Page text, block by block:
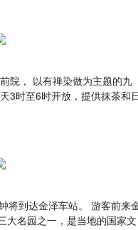
院， 以有禅染做为主题的九
3时至6时开放，提供抹茶和
将到达金泽车站。 游客前来
大名园之一，是当地的国家文